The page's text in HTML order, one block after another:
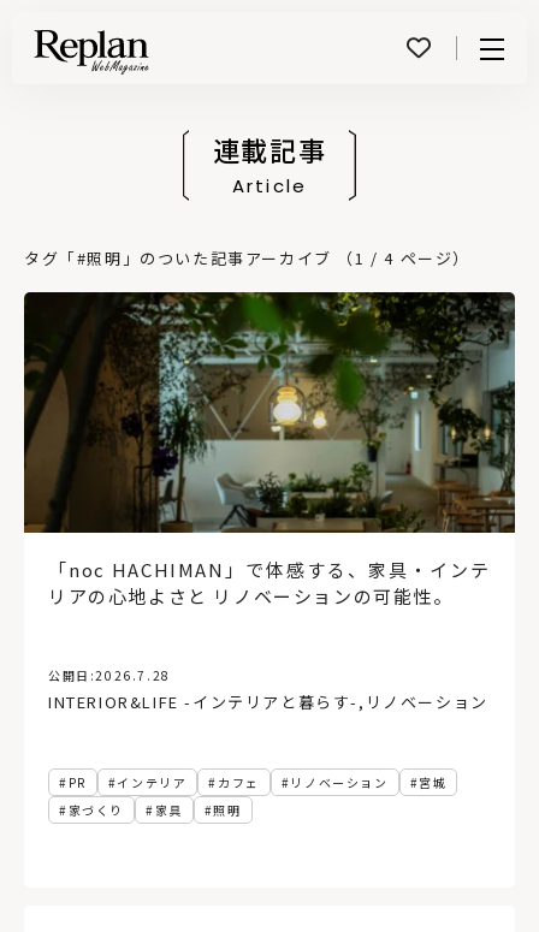
連載記事
Article
タグ「#照明」のついた記事アーカイブ （1 / 4 ページ）
「noc HACHIMAN」で体感する、家具・インテ
リアの心地よさと リノベーションの可能性。
公開日:2026.7.28
INTERIOR&LIFE -インテリアと暮らす- , リノベーション
PR インテリア カフェ リノベーション
宮城
家づくり
家具 照明